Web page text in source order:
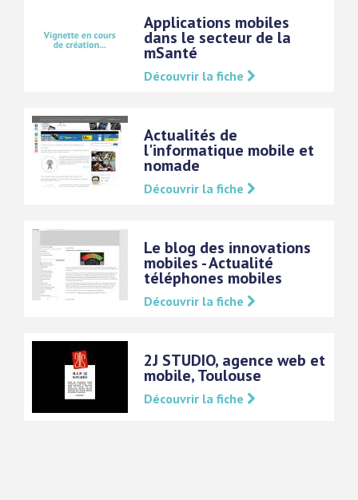
Applications mobiles
dans le secteur de la
mSanté
Découvrir la fiche
Actualités de
l'informatique mobile et
nomade
Découvrir la fiche
Le blog des innovations
mobiles - Actualité
téléphones mobiles
Découvrir la fiche
2J STUDIO, agence web et
mobile, Toulouse
Découvrir la fiche